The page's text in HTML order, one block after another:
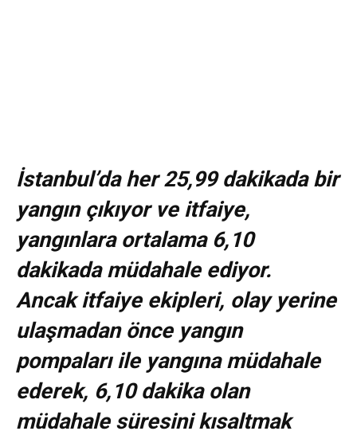
İstanbul’da her 25,99 dakikada bir
yangın çıkıyor ve itfaiye,
yangınlara ortalama 6,10
dakikada müdahale ediyor.
Ancak itfaiye ekipleri, olay yerine
ulaşmadan önce yangın
pompaları ile yangına müdahale
ederek, 6,10 dakika olan
müdahale süresini kısaltmak